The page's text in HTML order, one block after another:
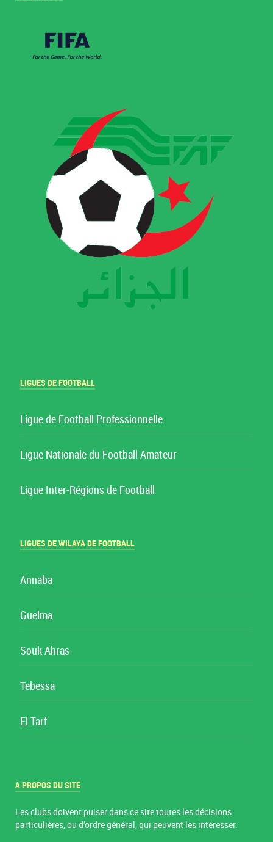
LIGUES DE FOOTBALL
Ligue de Football Professionnelle
Ligue Nationale du Football Amateur
Ligue Inter-Régions de Football
LIGUES DE WILAYA DE FOOTBALL
Annaba
Guelma
Souk Ahras
Tebessa
El Tarf
A PROPOS DU SITE
Les clubs doivent puiser dans ce site toutes les décisions
particulières, ou d’ordre général, qui peuvent les intéresser.